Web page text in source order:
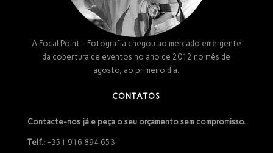
A Focal Point - Fotografia chegou ao mercado emergente
da cobertura de eventos no ano de 2012 no mês de
agosto, ao primeiro dia.
CONTATOS
Contacte-nos já e peça o seu orçamento sem compromisso.
Telf.:+351 916 894 653